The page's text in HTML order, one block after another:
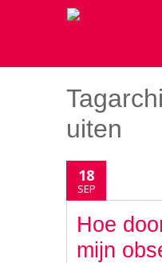
uiten
18
SEP
Hoe
mijn